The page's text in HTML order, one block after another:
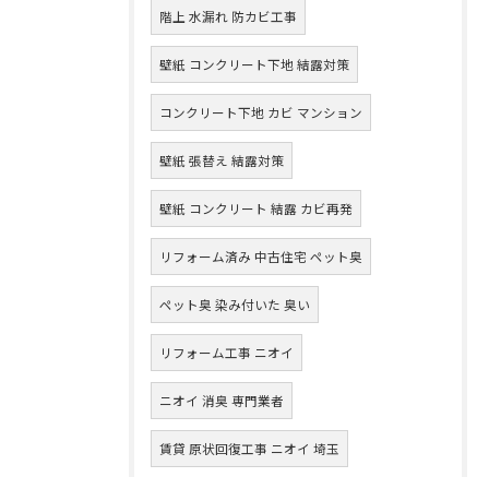
階上 水漏れ 防カビ工事
壁紙 コンクリート下地 結露対策
コンクリート下地 カビ マンション
壁紙 張替え 結露対策
壁紙 コンクリート 結露 カビ再発
リフォーム済み 中古住宅 ペット臭
ペット臭 染み付いた 臭い
リフォーム工事 ニオイ
ニオイ 消臭 専門業者
賃貸 原状回復工事 ニオイ 埼玉